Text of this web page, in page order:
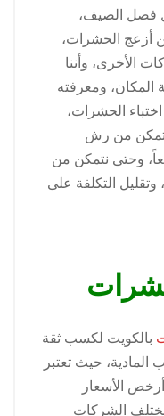
فصل الصيف،
أزعج الحشرات،
الأخرى، وأننا
المكان، ومعرفته
الحشرات،
تتمكن من رش
وحتى نتمكن من
التكلفة على
بالكويت لكسب ثقة
المادية، حيث تعتبر
الأسعار
الشركات